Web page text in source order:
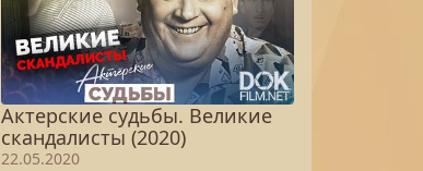
Актерские судьбы. Великие
скандалисты (2020)
22.05.2020